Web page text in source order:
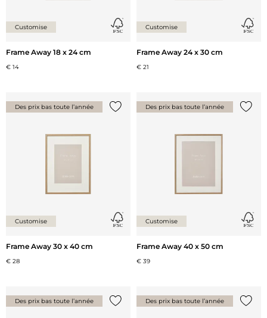
Customise
Frame Away 18 x 24 cm
€ 14
Customise
Frame Away 24 x 30 cm
€ 21
Des prix bas toute l’année
Customise
Frame Away 30 x 40 cm
€ 28
Des prix bas toute l’année
Customise
Frame Away 40 x 50 cm
€ 39
Des prix bas toute l’année Des prix bas toute l’année